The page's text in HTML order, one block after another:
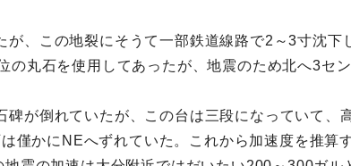
、この地裂にそうて一部鉄道線路で2～3寸沈下
の丸石を使用してあったが、地震のため北へ3セ
が倒れていたが、この台は三段になっていて、
僅かにNEへずれていた。これから加速度を推算